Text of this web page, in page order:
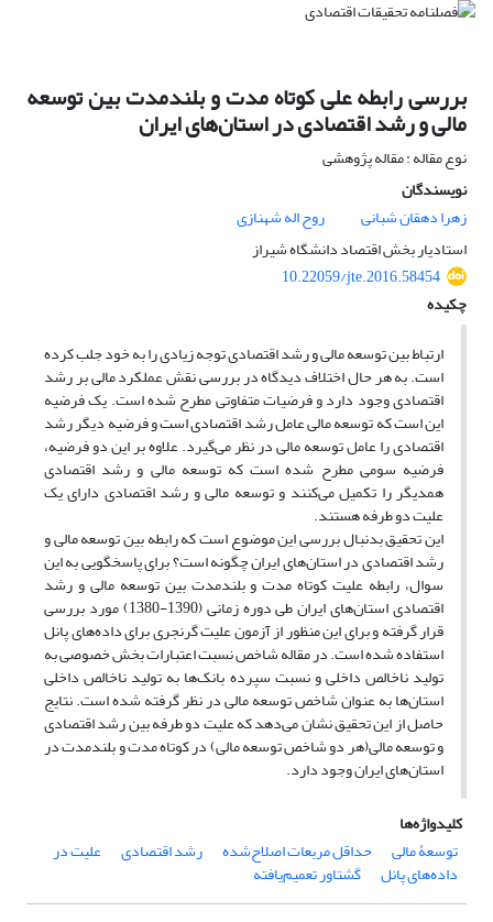
بررسی رابطه علی کوتاه مدت و بلندمدت بین توسعه
مالی و رشد ‏اقتصادی در استان‌های ایران
نوع مقاله : مقاله پژوهشی
نویسندگان
زهرا دهقان شبانی
روح اله شهنازی
استادیار بخش اقتصاد دانشگاه شیراز
10.22059/jte.2016.58454
چکیده
ارتباط بین توسعه مالی و رشد اقتصادی توجه زیادی را به خود جلب کرده
است. به هر ‏حال اختلاف دیدگاه در بررسی نقش عملکرد مالی بر رشد
اقتصادی وجود دارد و ‏فرضیات متفاوتی مطرح شده است. یک فرضیه
این است که توسعه مالی عامل رشد ‏اقتصادی است و فرضیه دیگر رشد
اقتصادی را عامل توسعه مالی در نظر می‌گیرد. علاوه ‏بر این دو فرضیه،
فرضیه سومی مطرح شده است که توسعه مالی و رشد اقتصادی
‏همدیگر را تکمیل می‌کنند و توسعه مالی و رشد اقتصادی دارای یک
علیت دو طرفه ‏هستند.‏
این تحقیق بدنبال بررسی این موضوع است که رابطه بین توسعه مالی و
رشد ‏اقتصادی در استان‌های ایران چگونه است؟ برای پاسخگویی به این
سوال، رابطه علیت ‏کوتاه مدت و بلندمدت بین توسعه مالی و رشد
اقتصادی استان‌های ایران طی دوره ‏زمانی (1390-1380) مورد بررسی
قرار گرفته و برای این منظور از آزمون علیت گرنجری ‏برای داده‌های پانل
استفاده شده است. در مقاله شاخص نسبت اعتبارات بخش خصوصی ‏به
تولید ناخالص داخلی و نسبت سپرده بانک‌ها به تولید ناخالص داخلی
استان‌ها به ‏عنوان شاخص توسعه مالی در نظر گرفته شده است. نتایج
حاصل از این تحقیق نشان ‏می‌دهد که علیت دو طرفه بین رشد اقتصادی
و توسعه مالی(هر دو شاخص توسعه مالی) ‏در کوتاه مدت و بلندمدت در
استان‌های ایران وجود دارد. ‏
کلیدواژه‌ها
توسعۀ مالی
حداقل مربعات اصلاح‌شده رشد اقتصادی علیت در
داده‌های پانل گشتاور تعمیم‌یافته